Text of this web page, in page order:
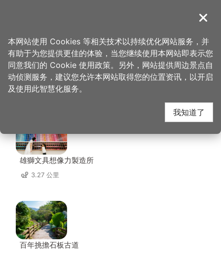
導覽
首页 > 想去的地方 > 美食、购物 > 丽扬工作室
丽扬工作室 周边景点
雄獅文具想像力製造所
3.27 公里
百年挑擔石板古道
关闭
本网站使用 Cookies 等相关技术以持续优化网站服务，并
有助于为您提供更佳的体验，当您继续使用本网站即表示您
同意我们的 Cookie 使用政策。另外，网站提供周边景点自
动侦测服务，建议您允许本网站取得您的位置资讯，以开启
及使用此智慧化服务。
我知道了